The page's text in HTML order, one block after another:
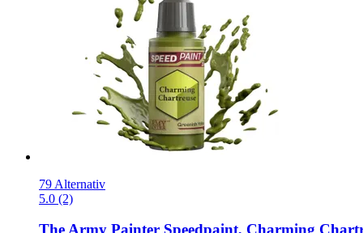
79 Alternativ
5.0 (2)